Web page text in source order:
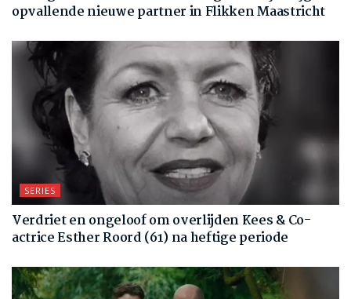
opvallende nieuwe partner in Flikken Maastricht
SERIES
Verdriet en ongeloof om overlijden Kees & Co-
actrice Esther Roord (61) na heftige periode